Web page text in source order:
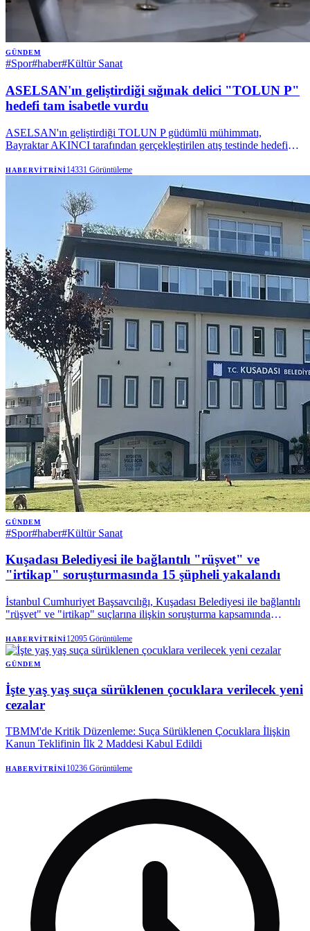
GÜNDEM
#Spor#haber#Kültür Sanat
ASELSAN'ın geliştirdiği sığınak delici "TOLUN P"
hedefi tam isabetle vurdu
ASELSAN'ın geliştirdiği TOLUN P güdümlü mühimmatı,
Bayraktar AKINCI tarafından gerçekleştirilen atış testinde hedefi
HABERVITRINI14331 Görüntüleme
GÜNDEM
#Spor#haber#Kültür Sanat
Kuşadası Belediyesi ile bağlantılı "rüşvet" ve
"irtikap" soruşturmasında 15 şüpheli yakalandı
İstanbul Cumhuriyet Başsavcılığı, Kuşadası Belediyesi ile bağlantılı
"rüşvet" ve "irtikap" suçlarına ilişkin soruşturma kapsamında
Anadolu Ajansı
HABERVITRINI12095 Görüntüleme
GÜNDEM
İşte yaş yaş suça sürüklenen çocuklara verilecek yeni
cezalar
TBMM'de Kritik Düzenleme: Suça Sürüklenen Çocuklara İlişkin
Kanun Teklifinin İlk 2 Maddesi Kabul Edildi
HABERVITRINI10236 Görüntüleme